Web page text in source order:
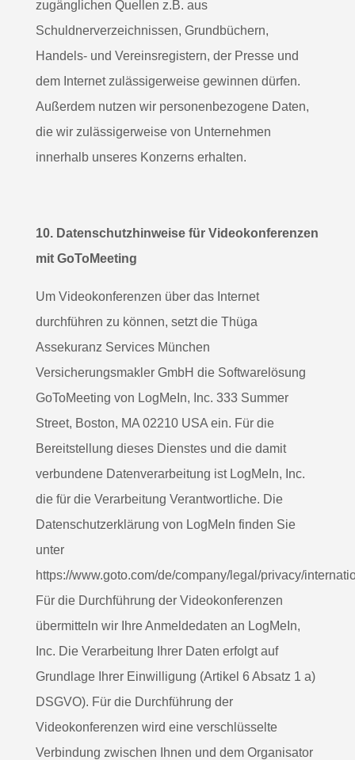
zugänglichen Quellen z.B. aus
Schuldnerverzeichnissen, Grundbüchern,
Handels- und Vereinsregistern, der Presse und
dem Internet zulässigerweise gewinnen dürfen.
Außerdem nutzen wir personenbezogene Daten,
die wir zulässigerweise von Unternehmen
innerhalb unseres Konzerns erhalten.
10. Datenschutzhinweise für Videokonferenzen
mit GoToMeeting
Um Videokonferenzen über das Internet
durchführen zu können, setzt die Thüga
Assekuranz Services München
Versicherungsmakler GmbH die Softwarelösung
GoToMeeting von LogMeIn, Inc. 333 Summer
Street, Boston, MA 02210 USA ein. Für die
Bereitstellung dieses Dienstes und die damit
verbundene Datenverarbeitung ist LogMeIn, Inc.
die für die Verarbeitung Verantwortliche. Die
Datenschutzerklärung von LogMeIn finden Sie
unter
https://www.goto.com/de/company/legal/privacy/
Für die Durchführung der Videokonferenzen
übermitteln wir Ihre Anmeldedaten an LogMeIn,
Inc. Die Verarbeitung Ihrer Daten erfolgt auf
Grundlage Ihrer Einwilligung (Artikel 6 Absatz 1 a)
DSGVO). Für die Durchführung der
Videokonferenzen wird eine verschlüsselte
Verbindung zwischen Ihnen und dem Organisator